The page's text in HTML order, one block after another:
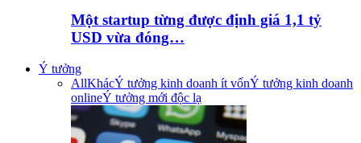
Một startup từng được định giá 1,1 tỷ
USD vừa đóng…
Ý tưởng
AllKhácÝ tưởng kinh doanh ít vốnÝ tưởng kinh doanh
onlineÝ tưởng mới độc lạ